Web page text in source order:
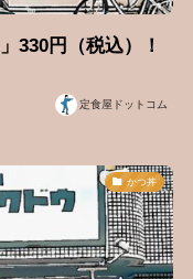
330円（税込）！
定食屋ドットコム
かつ丼